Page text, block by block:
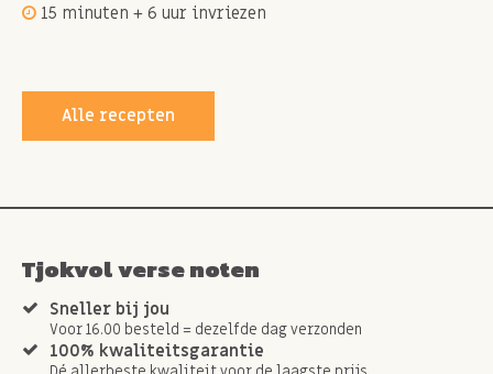
15 minuten + 6 uur invriezen
Alle recepten
Tjokvol verse noten
Sneller bij jou
Voor 16.00 besteld = dezelfde dag verzonden
100% kwaliteitsgarantie